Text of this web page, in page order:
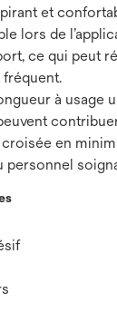
et
lors de
ce qui peut
fréquent.
à usage
en
personnel